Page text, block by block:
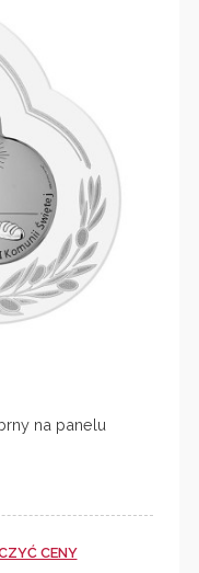
na panelu
CENY